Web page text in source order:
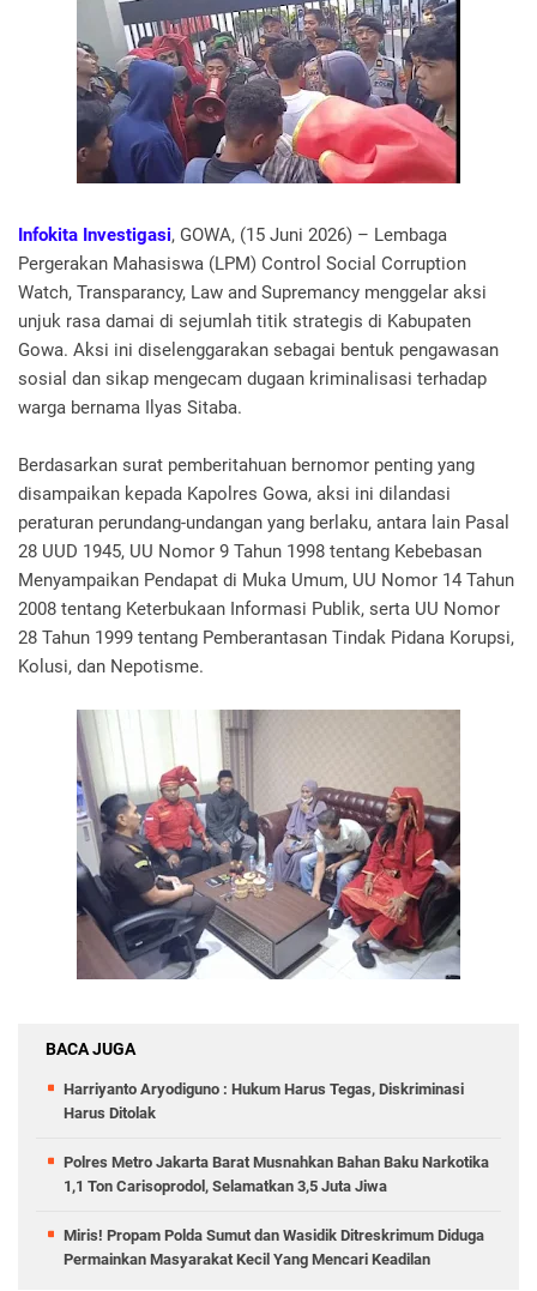
Infokita Investigasi, GOWA, (15 Juni 2026) – Lembaga
Pergerakan Mahasiswa (LPM) Control Social Corruption
Watch, Transparancy, Law and Supremancy menggelar aksi
unjuk rasa damai di sejumlah titik strategis di Kabupaten
Gowa. Aksi ini diselenggarakan sebagai bentuk pengawasan
sosial dan sikap mengecam dugaan kriminalisasi terhadap
warga bernama Ilyas Sitaba.
Berdasarkan surat pemberitahuan bernomor penting yang
disampaikan kepada Kapolres Gowa, aksi ini dilandasi
peraturan perundang-undangan yang berlaku, antara lain Pasal
28 UUD 1945, UU Nomor 9 Tahun 1998 tentang Kebebasan
Menyampaikan Pendapat di Muka Umum, UU Nomor 14 Tahun
2008 tentang Keterbukaan Informasi Publik, serta UU Nomor
28 Tahun 1999 tentang Pemberantasan Tindak Pidana Korupsi,
Kolusi, dan Nepotisme.
BACA JUGA
Harriyanto Aryodiguno : Hukum Harus Tegas, Diskriminasi
Harus Ditolak
Polres Metro Jakarta Barat Musnahkan Bahan Baku Narkotika
1,1 Ton Carisoprodol, Selamatkan 3,5 Juta Jiwa
Miris! Propam Polda Sumut dan Wasidik Ditreskrimum Diduga
Permainkan Masyarakat Kecil Yang Mencari Keadilan